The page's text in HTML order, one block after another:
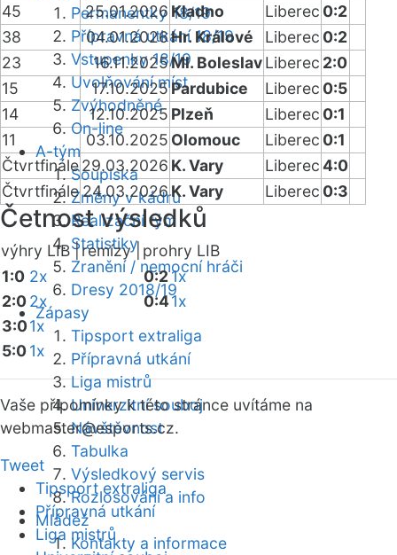
Permanentky 18/19
Přípravná utkání 18/19
Vstupenky 18/19
Uvolňování míst
Zvýhodněné
On-line
A-tým
Soupiska
Změny v kádru
Realizační tým
Statistiky
Zranění / nemocní hráči
Dresy 2018/19
Zápasy
Tipsport extraliga
Přípravná utkání
Liga mistrů
Univerzitní souboj
Návštěvnost
Tabulka
Výsledkový servis
Rozlosování a info
Mládež
Kontakty a informace
45 25.01.2026 Kladno Liberec 0:2
38
04.01.2026Hr. Králové Liberec 0:2
23
16.11.2025Ml. BoleslavLiberec 2:0
15
17.10.2025 Pardubice Liberec 0:5
14
12.10.2025 Plzeň Liberec 0:1
11
03.10.2025 Olomouc Liberec 0:1
Čtvrtfinále29.03.2026 K. Vary Liberec4:0
Čtvrtfinále24.03.2026K. Vary Liberec 0:3
Četnost výsledků
výhry LIB |remízy | prohry LIB
1:0 2x
2:02x
3:01x
5:01x
0:21x
0:41x
Vaše připomínky k této stránce uvítáme na
webmaster@esports.cz.
Tweet
Tipsport extraliga
Přípravná utkání
Liga mistrů